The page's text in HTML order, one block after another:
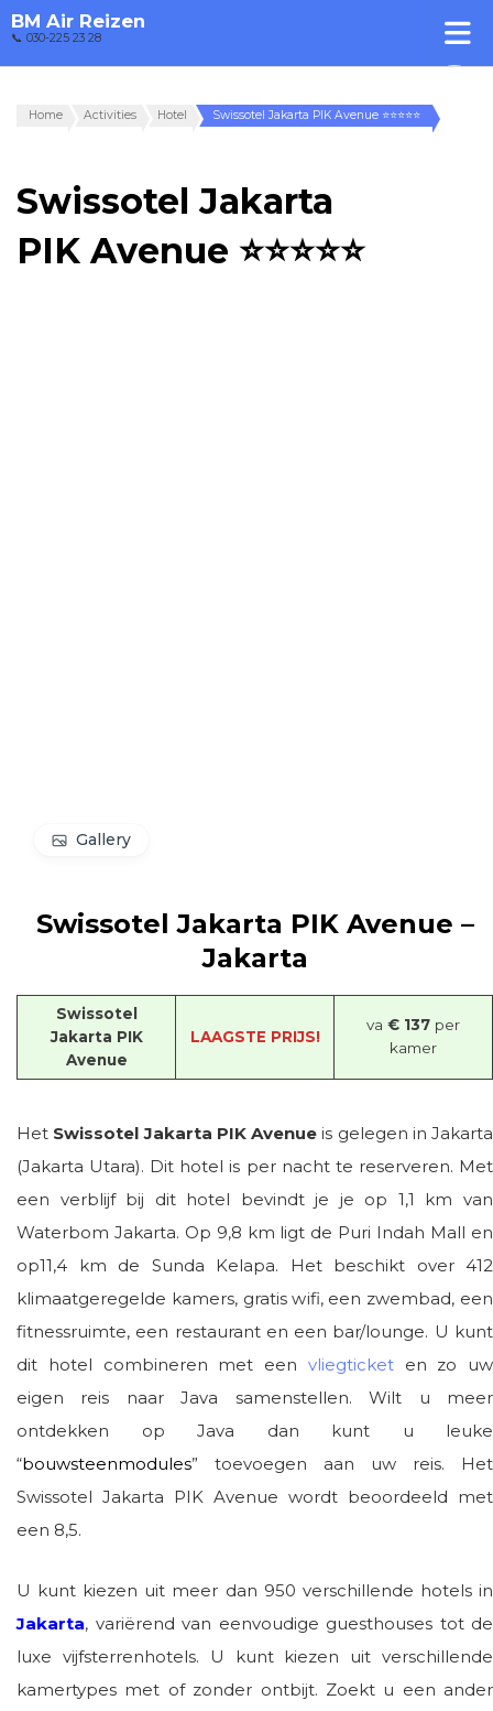
BM Air Reizen
📞 030-225 23 28
Home Activities Hotel Swissotel Jakarta PIK Avenue ⭐⭐⭐⭐⭐
Swissotel Jakarta
PIK Avenue ⭐⭐⭐⭐⭐
Gallery
Swissotel Jakarta PIK Avenue –
Jakarta
Swissotel
Jakarta PIK
Avenue
LAAGSTE PRIJS!
va € 137 per
kamer
Het Swissotel Jakarta PIK Avenue is gelegen in Jakarta
(Jakarta Utara). Dit hotel is per nacht te reserveren. Met
een verblijf bij dit hotel bevindt je je op 1,1 km van
Waterbom Jakarta. Op 9,8 km ligt de Puri Indah Mall en
op11,4 km de Sunda Kelapa. Het beschikt over 412
klimaatgeregelde kamers, gratis wifi, een zwembad, een
fitnessruimte, een restaurant en een bar/lounge. U kunt
dit hotel combineren met een vliegticketen zo uw
eigen reis naar Java samenstellen. Wilt u meer
ontdekken op Java dan kunt u leuke
“bouwsteenmodules” toevoegen aan uw reis. Het
Swissotel Jakarta PIK Avenue wordt beoordeeld met
een 8,5.
U kunt kiezen uit meer dan 950 verschillende hotels in
Jakarta, variërend van eenvoudige guesthouses tot de
luxe vijfsterrenhotels. U kunt kiezen uit verschillende
kamertypes met of zonder ontbijt. Zoekt u een ander